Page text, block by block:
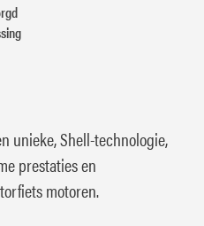
unieke, Shell-technologie,
prestaties en
motoren.